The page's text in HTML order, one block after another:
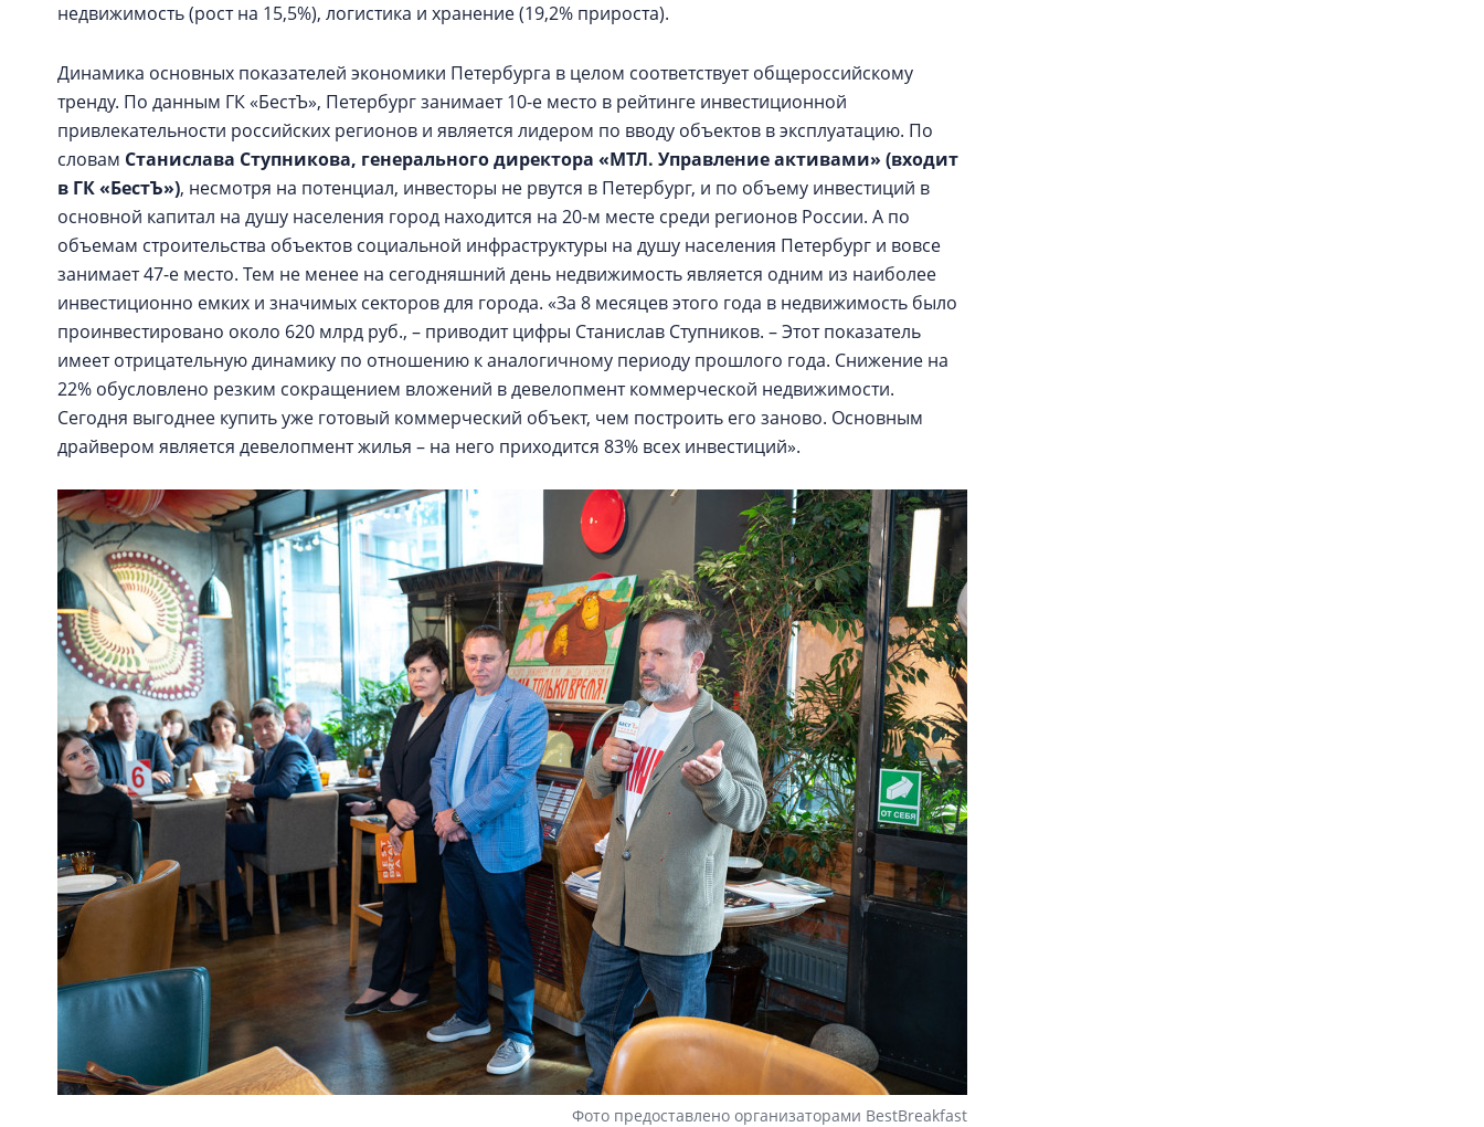
недвижимость (рост на 15,5%), логистика и хранение (19,2% прироста).
Динамика основных показателей экономики Петербурга в целом соответствует общероссийскому
тренду. По данным ГК «БестЪ», Петербург занимает 10-е место в рейтинге инвестиционной
привлекательности российских регионов и является лидером по вводу объектов в эксплуатацию. По
словам Станислава Ступникова, генерального директора «МТЛ. Управление активами» (входит
в ГК «БестЪ»), несмотря на потенциал, инвесторы не рвутся в Петербург, и по объему инвестиций в
основной капитал на душу населения город находится на 20-м месте среди регионов России. А по
объемам строительства объектов социальной инфраструктуры на душу населения Петербург и вовсе
занимает 47-е место. Тем не менее на сегодняшний день недвижимость является одним из наиболее
инвестиционно емких и значимых секторов для города. «За 8 месяцев этого года в недвижимость было
проинвестировано около 620 млрд руб., – приводит цифры Станислав Ступников. – Этот показатель
имеет отрицательную динамику по отношению к аналогичному периоду прошлого года. Снижение на
22% обусловлено резким сокращением вложений в девелопмент коммерческой недвижимости.
Сегодня выгоднее купить уже готовый коммерческий объект, чем построить его заново. Основным
драйвером является девелопмент жилья – на него приходится 83% всех инвестиций».
Фото предоставлено организаторами BestBreakfast